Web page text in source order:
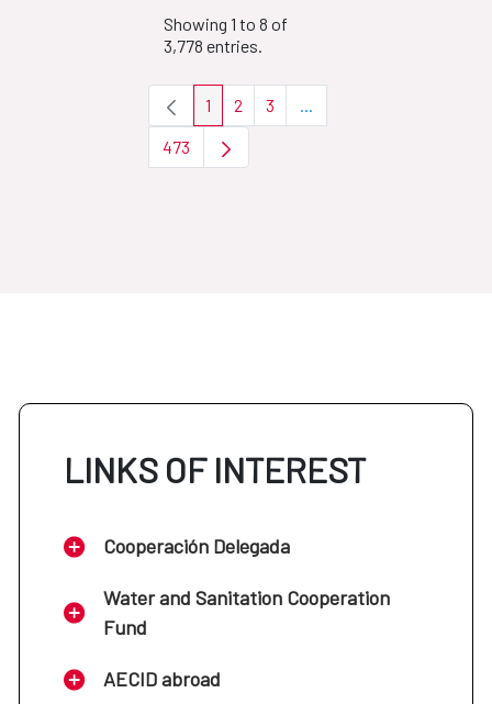
Showing 1 to 8 of
3,778 entries.
Page
1 Page
2 Page
3 ...Intermediate Pages Use
Page
473
LINKS OF INTEREST
Cooperación Delegada
Water and Sanitation Cooperation
Fund
AECID abroad